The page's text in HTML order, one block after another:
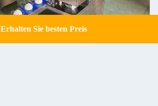
Erhalten Sie besten PreisGet a Quote